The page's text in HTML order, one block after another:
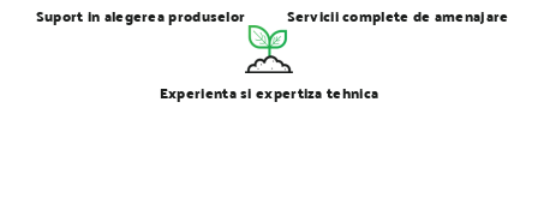
Suport in alegerea produselor Servicii complete de amenajare
Experienta si expertiza tehnica